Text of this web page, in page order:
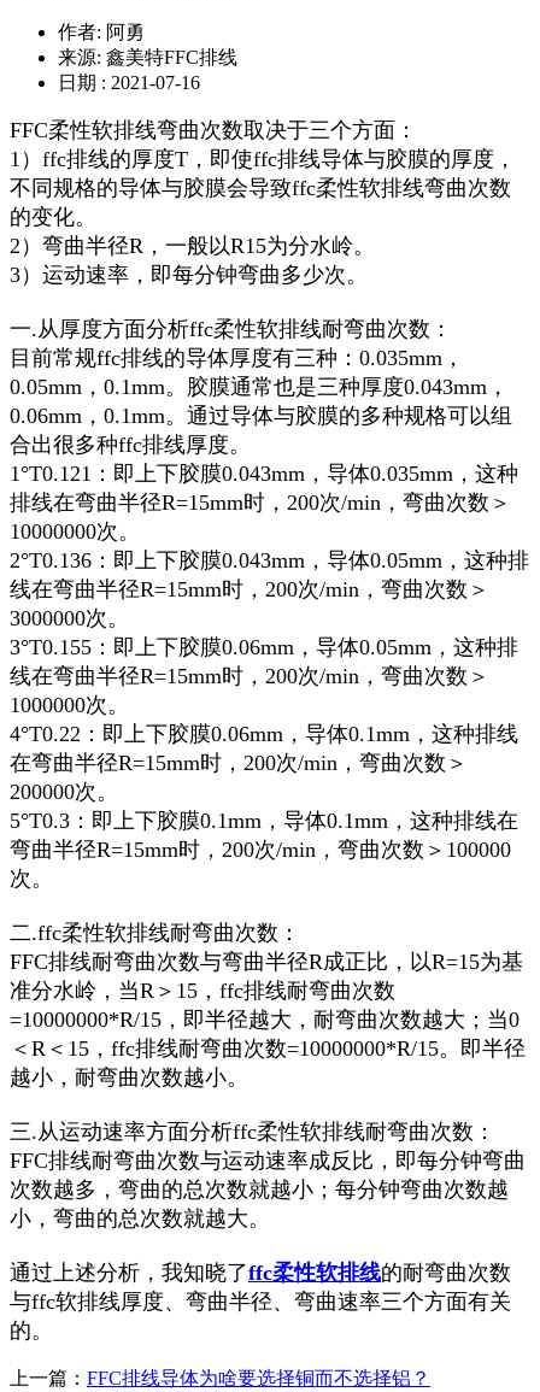
作者: 阿勇
来源: 鑫美特FFC排线
日期 : 2021-07-16
FFC柔性软排线弯曲次数取决于三个方面：
1）ffc排线的厚度T，即使ffc排线导体与胶膜的厚度，
不同规格的导体与胶膜会导致ffc柔性软排线弯曲次数
的变化。
2）弯曲半径R，一般以R15为分水岭。
3）运动速率，即每分钟弯曲多少次。
一.从厚度方面分析ffc柔性软排线耐弯曲次数：
目前常规ffc排线的导体厚度有三种：0.035mm，
0.05mm，0.1mm。胶膜通常也是三种厚度0.043mm，
0.06mm，0.1mm。通过导体与胶膜的多种规格可以组
合出很多种ffc排线厚度。
1°T0.121：即上下胶膜0.043mm，导体0.035mm，这种
排线在弯曲半径R=15mm时，200次/min，弯曲次数＞
10000000次。
2°T0.136：即上下胶膜0.043mm，导体0.05mm，这种排
线在弯曲半径R=15mm时，200次/min，弯曲次数＞
3000000次。
3°T0.155：即上下胶膜0.06mm，导体0.05mm，这种排
线在弯曲半径R=15mm时，200次/min，弯曲次数＞
1000000次。
4°T0.22：即上下胶膜0.06mm，导体0.1mm，这种排线
在弯曲半径R=15mm时，200次/min，弯曲次数＞
200000次。
5°T0.3：即上下胶膜0.1mm，导体0.1mm，这种排线在
弯曲半径R=15mm时，200次/min，弯曲次数＞100000
次。
二.ffc柔性软排线耐弯曲次数：
FFC排线耐弯曲次数与弯曲半径R成正比，以R=15为基
准分水岭，当R＞15，ffc排线耐弯曲次数
=10000000*R/15，即半径越大，耐弯曲次数越大；当0
＜R＜15，ffc排线耐弯曲次数=10000000*R/15。即半径
越小，耐弯曲次数越小。
三.从运动速率方面分析ffc柔性软排线耐弯曲次数：
FFC排线耐弯曲次数与运动速率成反比，即每分钟弯曲
次数越多，弯曲的总次数就越小；每分钟弯曲次数越
小，弯曲的总次数就越大。
通过上述分析，我知晓了ffc柔性软排线的耐弯曲次数
与ffc软排线厚度、弯曲半径、弯曲速率三个方面有关
的。
上一篇： FFC排线导体为啥要选择铜而不选择铝？